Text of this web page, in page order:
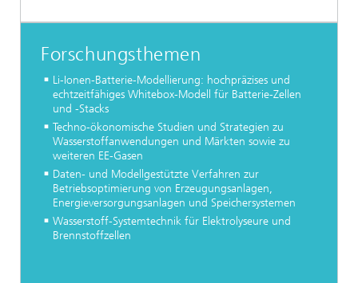
Forschungsthemen
Li-Ionen-Batterie-Modellierung: hochpräzises und
echtzeitfähiges Whitebox-Modell für Batterie-Zellen
und -Stacks
Techno-ökonomische Studien und Strategien zu
Wasserstoffanwendungen und Märkten sowie zu
weiteren EE-Gasen
Daten- und Modellgestützte Verfahren zur
Betriebsoptimierung von Erzeugungsanlagen,
Energieversorgungsanlagen und Speichersystemen
Wasserstoff-Systemtechnik für Elektrolyseure und
Brennstoffzellen